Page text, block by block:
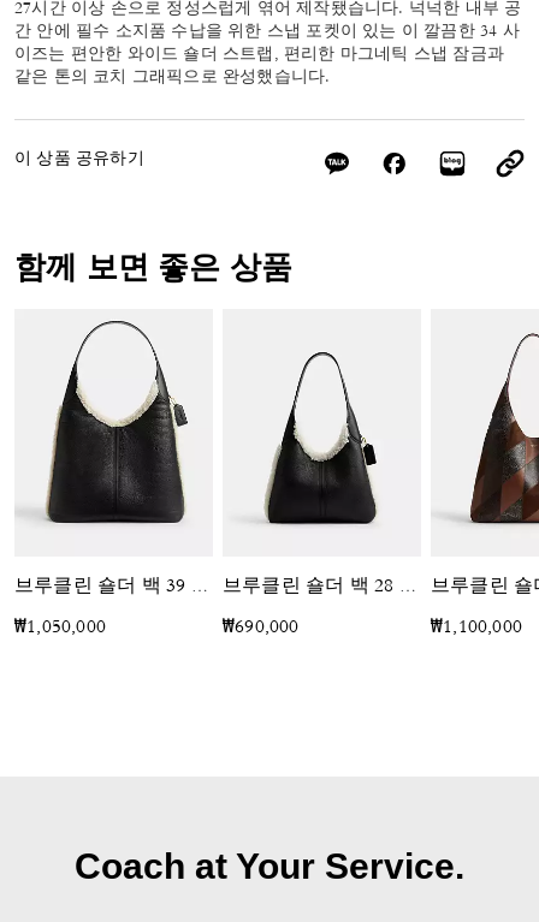
27시간 이상 손으로 정성스럽게 엮어 제작됐습니다. 넉넉한 내부 공
간 안에 필수 소지품 수납을 위한 스냅 포켓이 있는 이 깔끔한 34 사
이즈는 편안한 와이드 숄더 스트랩, 편리한 마그네틱 스냅 잠금과
같은 톤의 코치 그래픽으로 완성했습니다.
이 상품 공유하기
함께 보면 좋은 상품
브루클린 숄더 백 39 인 쉬어링
₩1,050,000
브루클린 숄더 백 28 인 쉬어링
₩690,000 ₩1,100,000
Coach at Your Service.